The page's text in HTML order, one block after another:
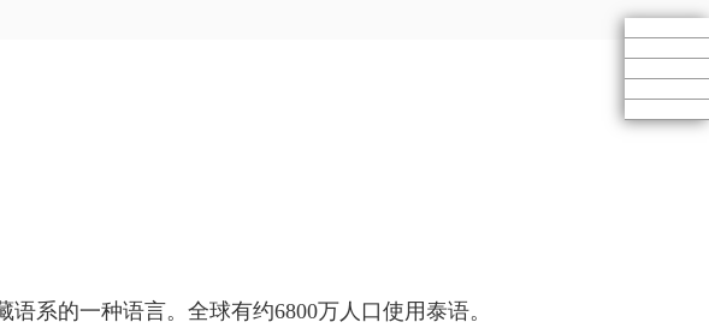
系的一种语言。全球有约6800万人口使用泰语。